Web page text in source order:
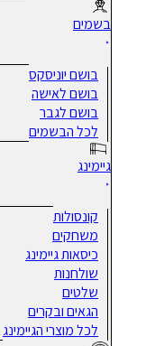
בשמים
בושם יוניסקס
בושם לאישה
בושם לגבר
לכל הבשמים
גיימינג
קונסולות
משחקים
כיסאות גיימינג
שולחנות
שלטים
הגאים ובקרים
לכל מוצרי הגיימינג